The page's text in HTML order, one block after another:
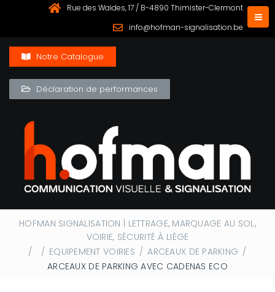
Rue des Waides, 17 / B-4890 Thimister-Clermont
info@hofman-signalisation.be
Notre Catalogue
Déclaration de performances
HOFMAN SIGNALISATION | LETTRAGE, MARQUAGE AU SOL,
VOIRIE, SÉCURITÉ À LIÈGE
/
/ EQUIPEMENT VOIRIES / ARCEAUX DE PARKING /
ARCEAUX DE PARKING AVEC CADENAS ECO